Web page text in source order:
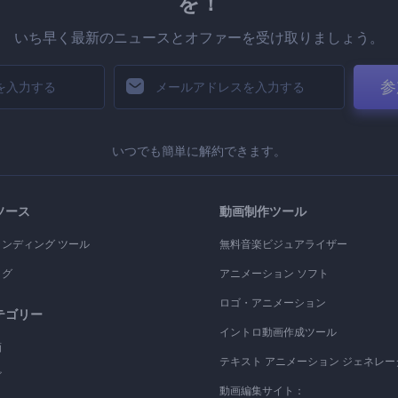
いち早く最新のニュースとオファーを受け取りましょう。
いつでも簡単に解約できます。
ース
ディング ツール
ゴリー
動画制作ツール
無料音楽ビジュアライザー
アニメーション ソフト
ロゴ・アニメーション
イントロ動画作成ツール
テキスト アニメーション ジェネレー
動画編集サイト：